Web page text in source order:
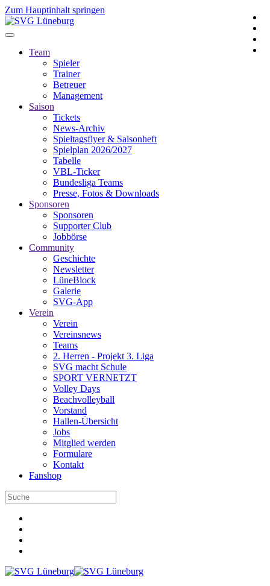
Zum Hauptinhalt springen
Team
Spieler
Trainer
Betreuer
Management
Saison
Tickets
News-Archiv
Spieltagsflyer & Saisonheft
Spielplan 2026/2027
Tabelle
VBL-Ticker
Bundesliga Teams
Presse, Fotos & Downloads
Sponsoren
Sponsoren
Supporter Club
Jobbörse
Community
Geschichte
Newsletter
LüneBlock
Galerie
SVG-App
Verein
Verein
Vereinsnews
Teams
2. Herren - Projekt 3. Liga
SVG macht Schule
SPORT VERNETZT
Volley Days
Beachvolleyball
Vorstand
Hallen-Übersicht
Jobs
Mitglied werden
Formulare
Kontakt
Fanshop